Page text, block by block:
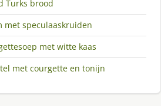
Turks brood
met speculaaskruiden
met witte kaas
met courgette en tonijn